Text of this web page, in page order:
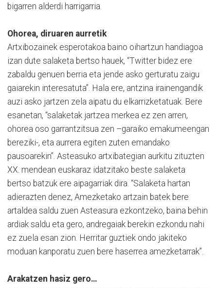
bigarren alderdi harrigarria.
Ohorea, diruaren aurretik
Artxibozainek esperotakoa baino oihartzun handiagoa
izan dute salaketa bertso hauek, “Twitter bidez ere
zabaldu genuen berria eta jende asko gerturatu zaigu
gaiarekin interesatuta”. Hala ere, antzina irainengandik
auzi asko jartzen zela aipatu du elkarrizketatuak. Bere
esanetan, “salaketak jartzea merkea ez zen arren,
ohorea oso garrantzitsua zen –garaiko emakumeengan
bereziki-, eta aurrera egiten zuten emandako
pausoarekin”. Asteasuko artxibategian aurkitu zituzten
XX. mendean euskaraz idatzitako beste salaketa
bertso batzuk ere aipagarriak dira. “Salaketa hartan
adierazten denez, Amezketako artzain batek bere
artaldea saldu zuen Asteasura ezkontzeko, baina behin
ardiak saldu eta gero, andregaiak berekin ezkondu nahi
ez zuela esan zion. Herritar guztiek ondo jakiteko
moduan kanporatu zuen bere haserrea amezketarrak”.
Arakatzen hasiz gero…